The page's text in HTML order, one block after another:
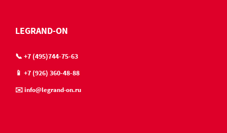
LEGRAND-ON
📞 +7 (495)744-75-63
📱 +7 (926) 360-48-88
✉️ info@legrand-on.ru